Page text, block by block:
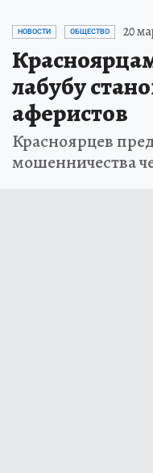
НОВОСТИ ОБЩЕСТВО 20
лабубу
аферистов
Красноярцев
мошенничества